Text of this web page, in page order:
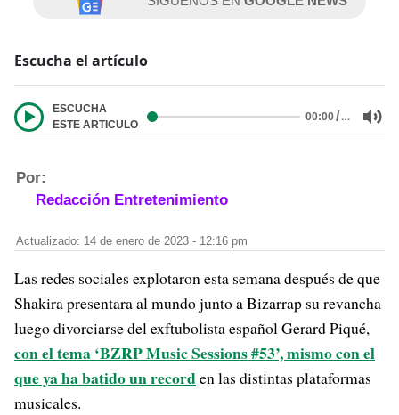
Escucha el artículo
ESCUCHA
ESTE ARTICULO
00:00/…
Por:
Redacción Entretenimiento
Actualizado: 14 de enero de 2023 - 12:16 pm
Las redes sociales explotaron esta semana después de que
Shakira presentara al mundo junto a Bizarrap su revancha
luego divorciarse del exftubolista español Gerard Piqué,
con el tema ‘BZRP Music Sessions #53’, mismo con el
que ya ha batido un recorden las distintas plataformas
musicales.